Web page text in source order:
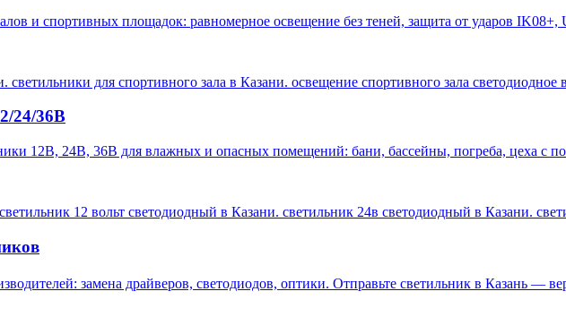
и спортивных площадок: равномерное освещение без теней, защита от ударов IK08+,
светильники для спортивного зала в Казани. освещение спортивного зала светодиодное
24/36В
12В, 24В, 36В для влажных и опасных помещений: бани, бассейны, погреба, цеха с
12 вольт светодиодный в Казани. светильник 24в светодиодный в Казани.
замена драйверов, светодиодов, оптики. Отправьте светильник в Казань —